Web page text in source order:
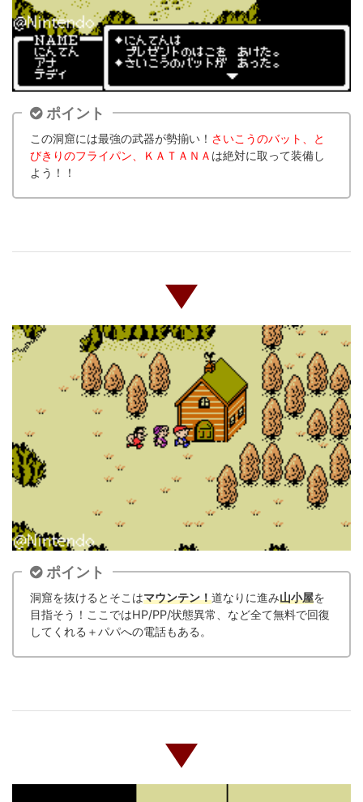
ポイント
この洞窟には最強の武器が勢揃い！ さいこうのバット、と
びきりのフライパン、ＫＡＴＡＮＡ は絶対に取って装備し
よう！！
ポイント
洞窟を抜けるとそこはマウンテン！道なりに進み山小屋を
目指そう！ここではHP/PP/状態異常、など全て無料で回復
してくれる＋パパへの電話もある。